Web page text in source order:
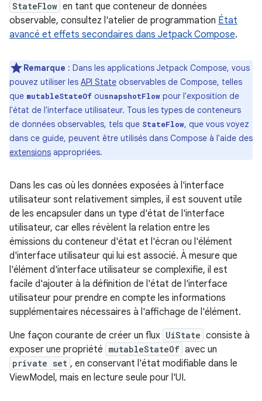
StateFlow en tant que conteneur de données
observable, consultez l'atelier de programmation État
avancé et effets secondaires dans Jetpack Compose.
Remarque : Dans les applications Jetpack Compose, vous
pouvez utiliser les API State observables de Compose, telles
que mutableStateOf ousnapshotFlow pour l'exposition de
l'état de l'interface utilisateur. Tous les types de conteneurs
de données observables, tels que StateFlow, que vous voyez
dans ce guide, peuvent être utilisés dans Compose à l'aide des
extensions appropriées.
Dans les cas où les données exposées à l'interface
utilisateur sont relativement simples, il est souvent utile
de les encapsuler dans un type d'état de l'interface
utilisateur, car elles révèlent la relation entre les
émissions du conteneur d'état et l'écran ou l'élément
d'interface utilisateur qui lui est associé. À mesure que
l'élément d'interface utilisateur se complexifie, il est
facile d'ajouter à la définition de l'état de l'interface
utilisateur pour prendre en compte les informations
supplémentaires nécessaires à l'affichage de l'élément.
Une façon courante de créer un flux UiState consiste à
exposer une propriété mutableStateOf avec un
private set , en conservant l'état modifiable dans le
ViewModel, mais en lecture seule pour l'UI.